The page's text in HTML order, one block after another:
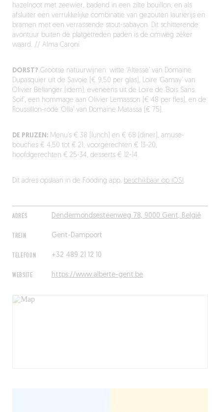
ADRES Dendermondsesteenweg 78, 9000 Gent, België
TREIN Gent-Dampoort
TELEFOON +32 489 21 12 10
WEBSITE https://www.alberte-gent.be
hazelnoot met zeewier, badend in een zilte bouillon; en als
afsluiter een verrukkelijke combinatie van gezouten laurierijs en
bramen met een verrassende stout-sabayon. Dit schitterende
avontuur buiten de platgetreden paden is de omweg zéker
waard. // Alma Caroni
DORST? Grootse natuurwijnen: witte ‘Altesse’ van Domaine
Dupasquier uit de Savoie (€ 9,50 per glas), Loire ‘Gamay’ van
Olivier Bellanger (idem), eveneens uit de Loire de ‘Bois Sans
Soif’, een hommage aan Olivier Lemasson (€ 48 per fles), en de
Roussillon-rode ‘Olla’ van Domaine Matassa (€ 75).
DE PRIJZEN:Menu’s € 38 (lunch) en € 68 (diner), amuse-
bouches € 4,50 tot € 21, voorgerechten € 13-20,
hoofdgerechten € 25-34, desserts € 12-14.
Dit adres opslaan in de Fooding app, beschikbaar op iOS!